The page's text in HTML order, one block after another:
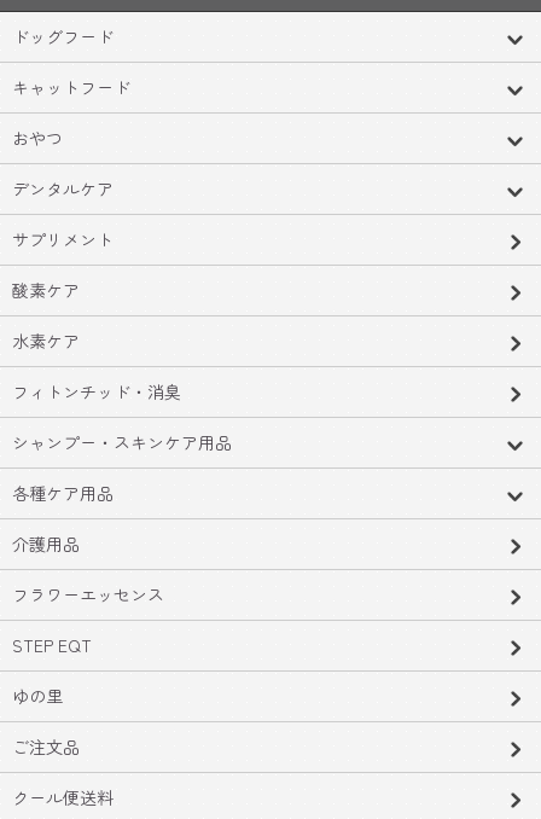
ドッグフード
キャットフード
おやつ
デンタルケア
サプリメント
酸素ケア
水素ケア
フィトンチッド・消臭
シャンプー・スキンケア用品
各種ケア用品
介護用品
フラワーエッセンス
STEP EQT
ゆの里
ご注文品
クール便送料